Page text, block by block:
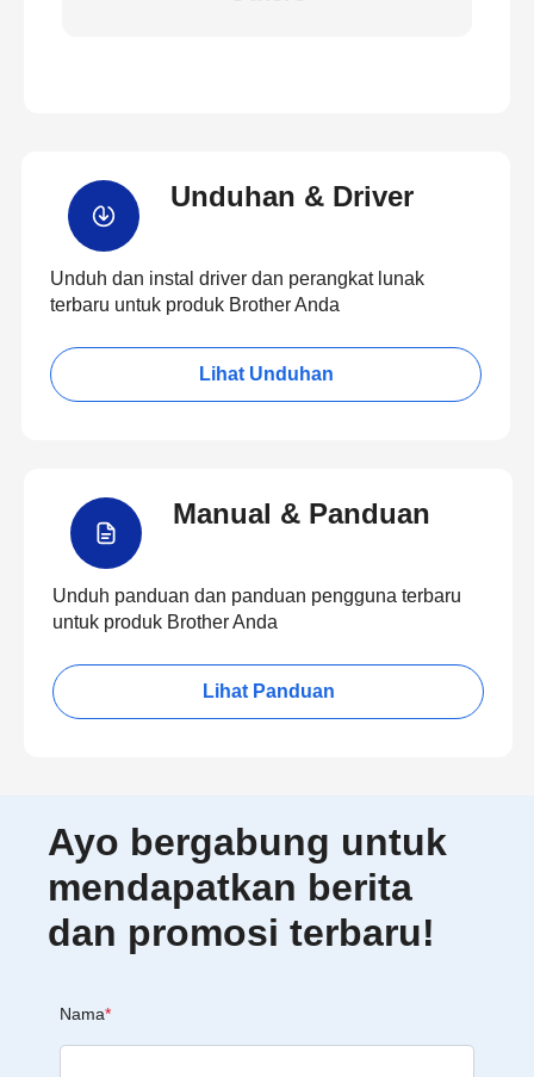
Unduhan & Driver
Unduh dan instal driver dan perangkat lunak
terbaru untuk produk Brother Anda
Lihat Unduhan
Manual & Panduan
Unduh panduan dan panduan pengguna terbaru
untuk produk Brother Anda
Lihat Panduan
Ayo bergabung untuk
mendapatkan berita
dan promosi terbaru!
Nama*